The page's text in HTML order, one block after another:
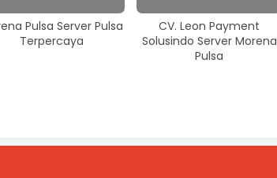
Pulsa Server Pulsa
Terpercaya
CV. Leon Payment
Solusindo Server Morena
Pulsa